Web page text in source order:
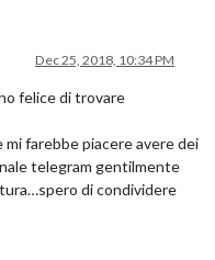
Dec 25, 2018, 10:34 PM
felice di trovare
farebbe piacere avere dei
telegram gentilmente
di condividere